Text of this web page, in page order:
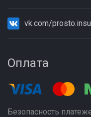
vk.com/
Оплата
Безопасность